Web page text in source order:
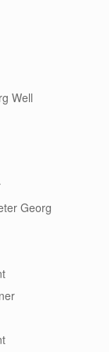
Well
Georg